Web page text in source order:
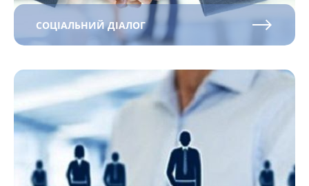
СОЦІАЛЬНИЙ ДІАЛОГ